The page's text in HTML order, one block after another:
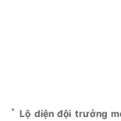
Lộ diện đội trưởng